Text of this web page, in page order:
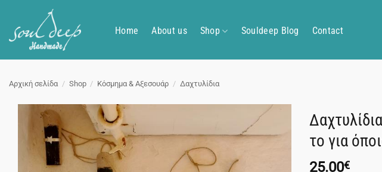
περιεχόμενο
Home About us Shop Souldeep Blog Contact
Αρχική σελίδα / Shop / Κόσμημα & Αξεσουάρ / Δαχτυλίδια
το για
25.00€